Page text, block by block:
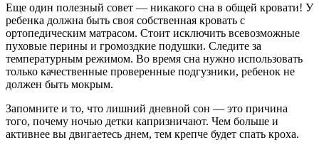
Еще один полезный совет — никакого сна в общей кровати! У
ребенка должна быть своя собственная кровать с
ортопедическим матрасом. Стоит исключить всевозможные
пуховые перины и громоздкие подушки. Следите за
температурным режимом. Во время сна нужно использовать
только качественные проверенные подгузники, ребенок не
должен быть мокрым.
Запомните и то, что лишний дневной сон — это причина
того, почему ночью детки капризничают. Чем больше и
активнее вы двигаетесь днем, тем крепче будет спать кроха.